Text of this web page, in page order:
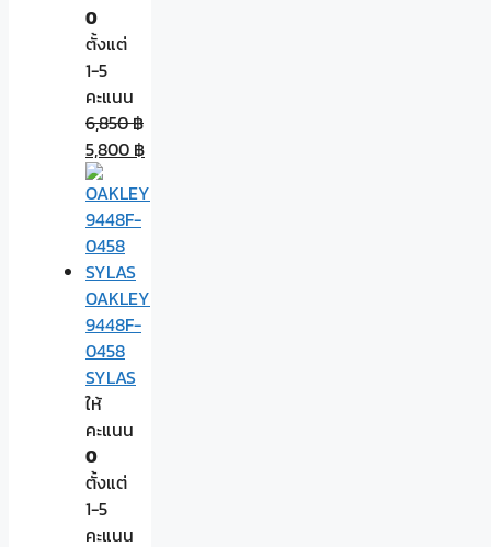
0
ตั้งแต่
1-5
คะแนน
6,850฿
5,800 ฿
OAKLEY
9448F-
0458
SYLAS
ให้
คะแนน
0
ตั้งแต่
1-5
คะแนน